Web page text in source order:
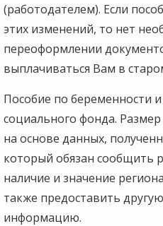
(работодателем). Если
этих изменений, то нет
переоформлении
выплачиваться Вам в
Пособие по беременности
социального фонда. Размер
на основе данных,
который обязан сообщить
наличие и значение
также предоставить
информацию.